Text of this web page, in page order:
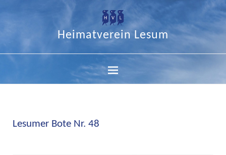
Heimatverein Lesum
Lesumer Bote Nr. 48